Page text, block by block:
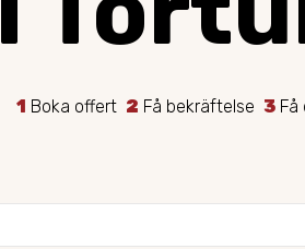
1 Boka offert 2 Få bekräftelse 3Få